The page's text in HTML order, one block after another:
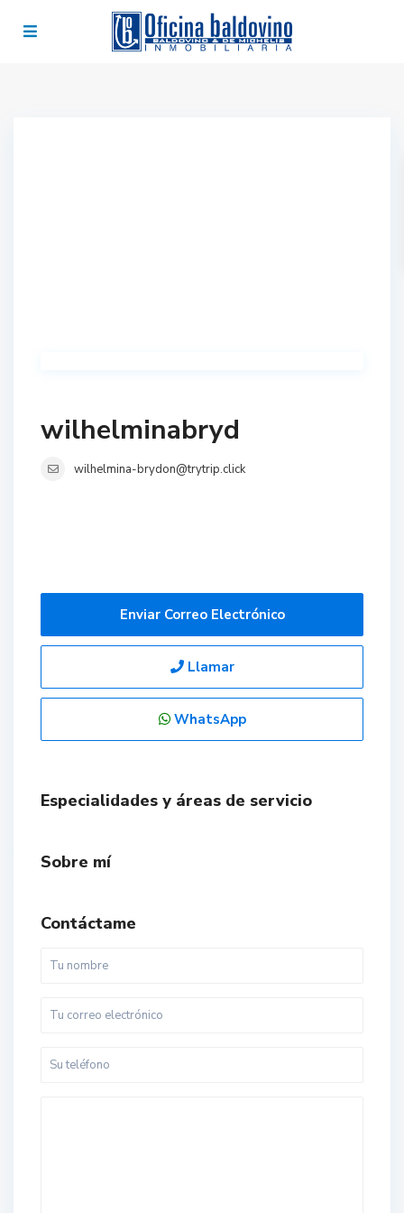
wilhelminabryd
wilhelmina-brydon@trytrip.click
Enviar Correo Electrónico
Llamar
WhatsApp
Especialidades y áreas de servicio
Sobre mí
Contáctame